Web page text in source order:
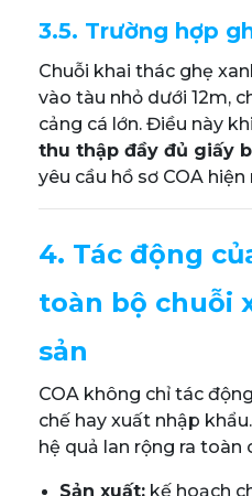
3.5. Trường hợp
Chuỗi khai thác ghẹ
vào tàu nhỏ dưới 12m,
cảng cá lớn. Điều này
thu thập đầy đủ giấy
yêu cầu hồ sơ COA hiện
4. Tác động
toàn bộ chuỗi
sản
COA không chỉ tác
chế hay xuất nhập
hệ quả lan rộng ra toàn
Sản xuất:kế hoạch